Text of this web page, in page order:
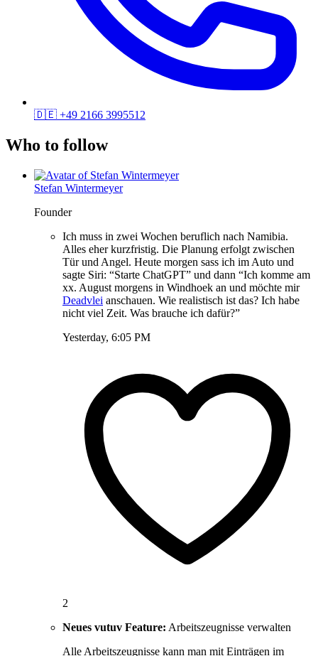
🇩🇪 +49 2166 3995512
Who to follow
Stefan Wintermeyer
Founder
Ich muss in zwei Wochen beruflich nach Namibia.
Alles eher kurzfristig. Die Planung erfolgt zwischen
Tür und Angel. Heute morgen sass ich im Auto und
sagte Siri: “Starte ChatGPT” und dann “Ich komme am
xx. August morgens in Windhoek an und möchte mir
Deadvlei anschauen. Wie realistisch ist das? Ich habe
nicht viel Zeit. Was brauche ich dafür?”
Yesterday, 6:05 PM
2
Neues vutuv Feature: Arbeitszeugnisse verwalten
Alle Arbeitszeugnisse kann man mit Einträgen im